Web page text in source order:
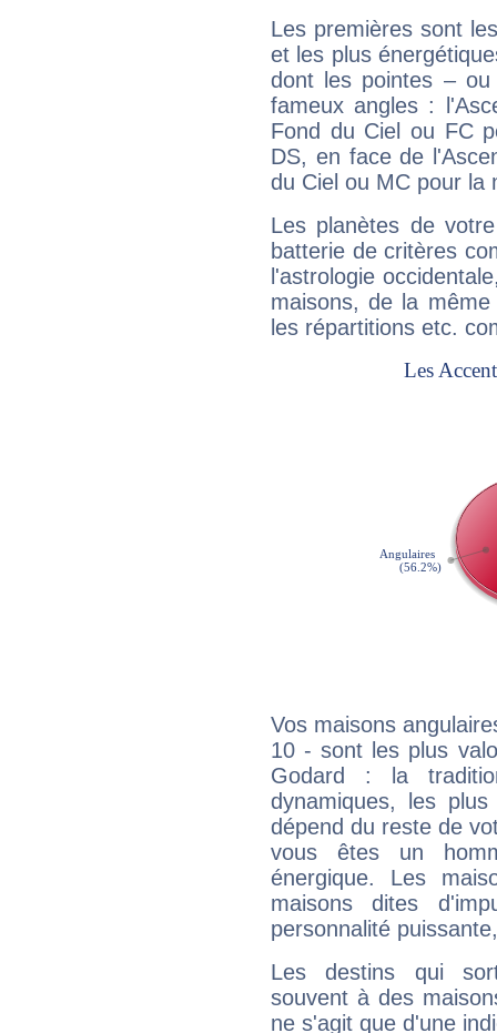
Les premières sont
et les plus
dont les pointes –
fameux angles :
Fond du Ciel ou FC
DS, en face de
du Ciel ou MC pour la
Les planètes de
batterie de critères
l'astrologie
maisons, de la
les répartitions etc.
Vos maisons
10 - sont les plus
Godard : la
dynamiques, les
dépend du reste de
vous êtes un
énergique. Les
maisons dites
personnalité
Les destins qui
souvent à des
ne s'agit que d'une